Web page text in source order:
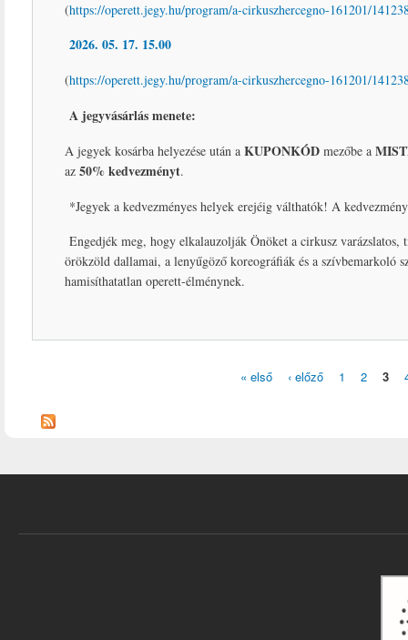
(https://operett.jegy.hu/program/a-cirkuszhercegno-161201/
2026. 05. 17. 15.00
(https://operett.jegy.hu/program/a-cirkuszhercegno-161201/
A jegyvásárlás menete:
A jegyek kosárba helyezése után a KUPONKÓD mezőbe a
az 50% kedvezményt.
*Jegyek a kedvezményes helyek erejéig válthatók! A
Engedjék meg, hogy elkalauzolják Önöket a cirkusz
örökzöld dallamai, a lenyűgöző koreográfiák és a szívbemarkoló
hamisíthatatlan operett-élménynek.
« első ‹ előző 1 2 3